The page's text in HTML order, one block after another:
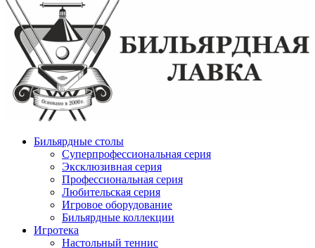
Бильярдные столы
Суперпрофессиональная серия
Эксклюзивная серия
Профессиональная серия
Любительская серия
Игровое оборудование
Бильярдные коллекции
Игротека
Настольный теннис